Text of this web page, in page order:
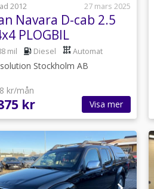
2012
27 mars 2025
Navara D-cab 2.5
PLOGBIL
mil Diesel Automat
Stockholm AB
kr/mån
kr Visa mer